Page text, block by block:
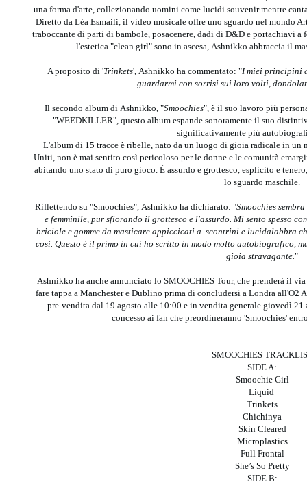
una forma d'arte, collezionando uomini come lucidi souvenir mentre
Diretto da Léa Esmaili, il video musicale offre uno sguardo nel mondo
traboccante di parti di bambole, posacenere, dadi di D&D e portachiavi
l'estetica "clean girl" sono in ascesa, Ashnikko abbraccia il
A proposito di 'Trinkets', Ashnikko ha commentato: "I miei principini
guardarmi con sorrisi sui loro volti,
Il secondo album di Ashnikko, "Smoochies", è il suo lavoro più
"WEEDKILLER", questo album espande sonoramente il suo
significativamente più
L'album di 15 tracce è ribelle, nato da un luogo di gioia radicale in
Uniti, non è mai sentito così pericoloso per le donne e le comunità
abitando uno stato di puro gioco. È assurdo e grottesco, esplicito e
lo sguardo maschile.
Riflettendo su "Smoochies", Ashnikko ha dichiarato: "Smoochies
e femminile, pur sfiorando il grottesco e l'assurdo. Mi sento spesso
briciole e gomme da masticare appiccicati a scontrini e lucidalabbra
così. Questo è il primo in cui ho scritto in modo molto autobiografico,
gioia stravagante."
Ashnikko ha anche annunciato lo SMOOCHIES Tour, che prenderà il
fare tappa a Manchester e Dublino prima di concludersi a Londra
pre-vendita dal 19 agosto alle 10:00 e in vendita generale giovedì 21
concesso ai fan che preordineranno 'Smoochies'
SMOOCHIES
SIDE A:
Smoochie Girl
Liquid
Trinkets
Chichinya
Skin Cleared
Microplastics
Full Frontal
She’s So Pretty
SIDE B: